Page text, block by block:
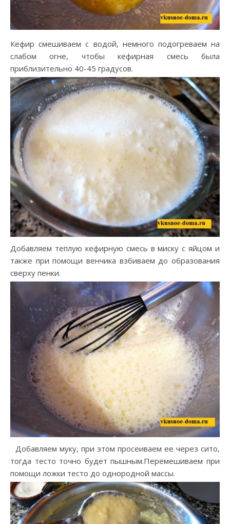
Кефир смешиваем с водой, немного подогреваем на
слабом огне, чтобы кефирная смесь была
приблизительно 40-45 градусов.
Добавляем теплую кефирную смесь в миску с яйцом и
также при помощи венчика взбиваем до образования
сверху пенки.
Добавляем муку, при этом просеиваем ее через сито,
тогда тесто точно будет пышным.Перемешиваем при
помощи ложки тесто до однородной массы.